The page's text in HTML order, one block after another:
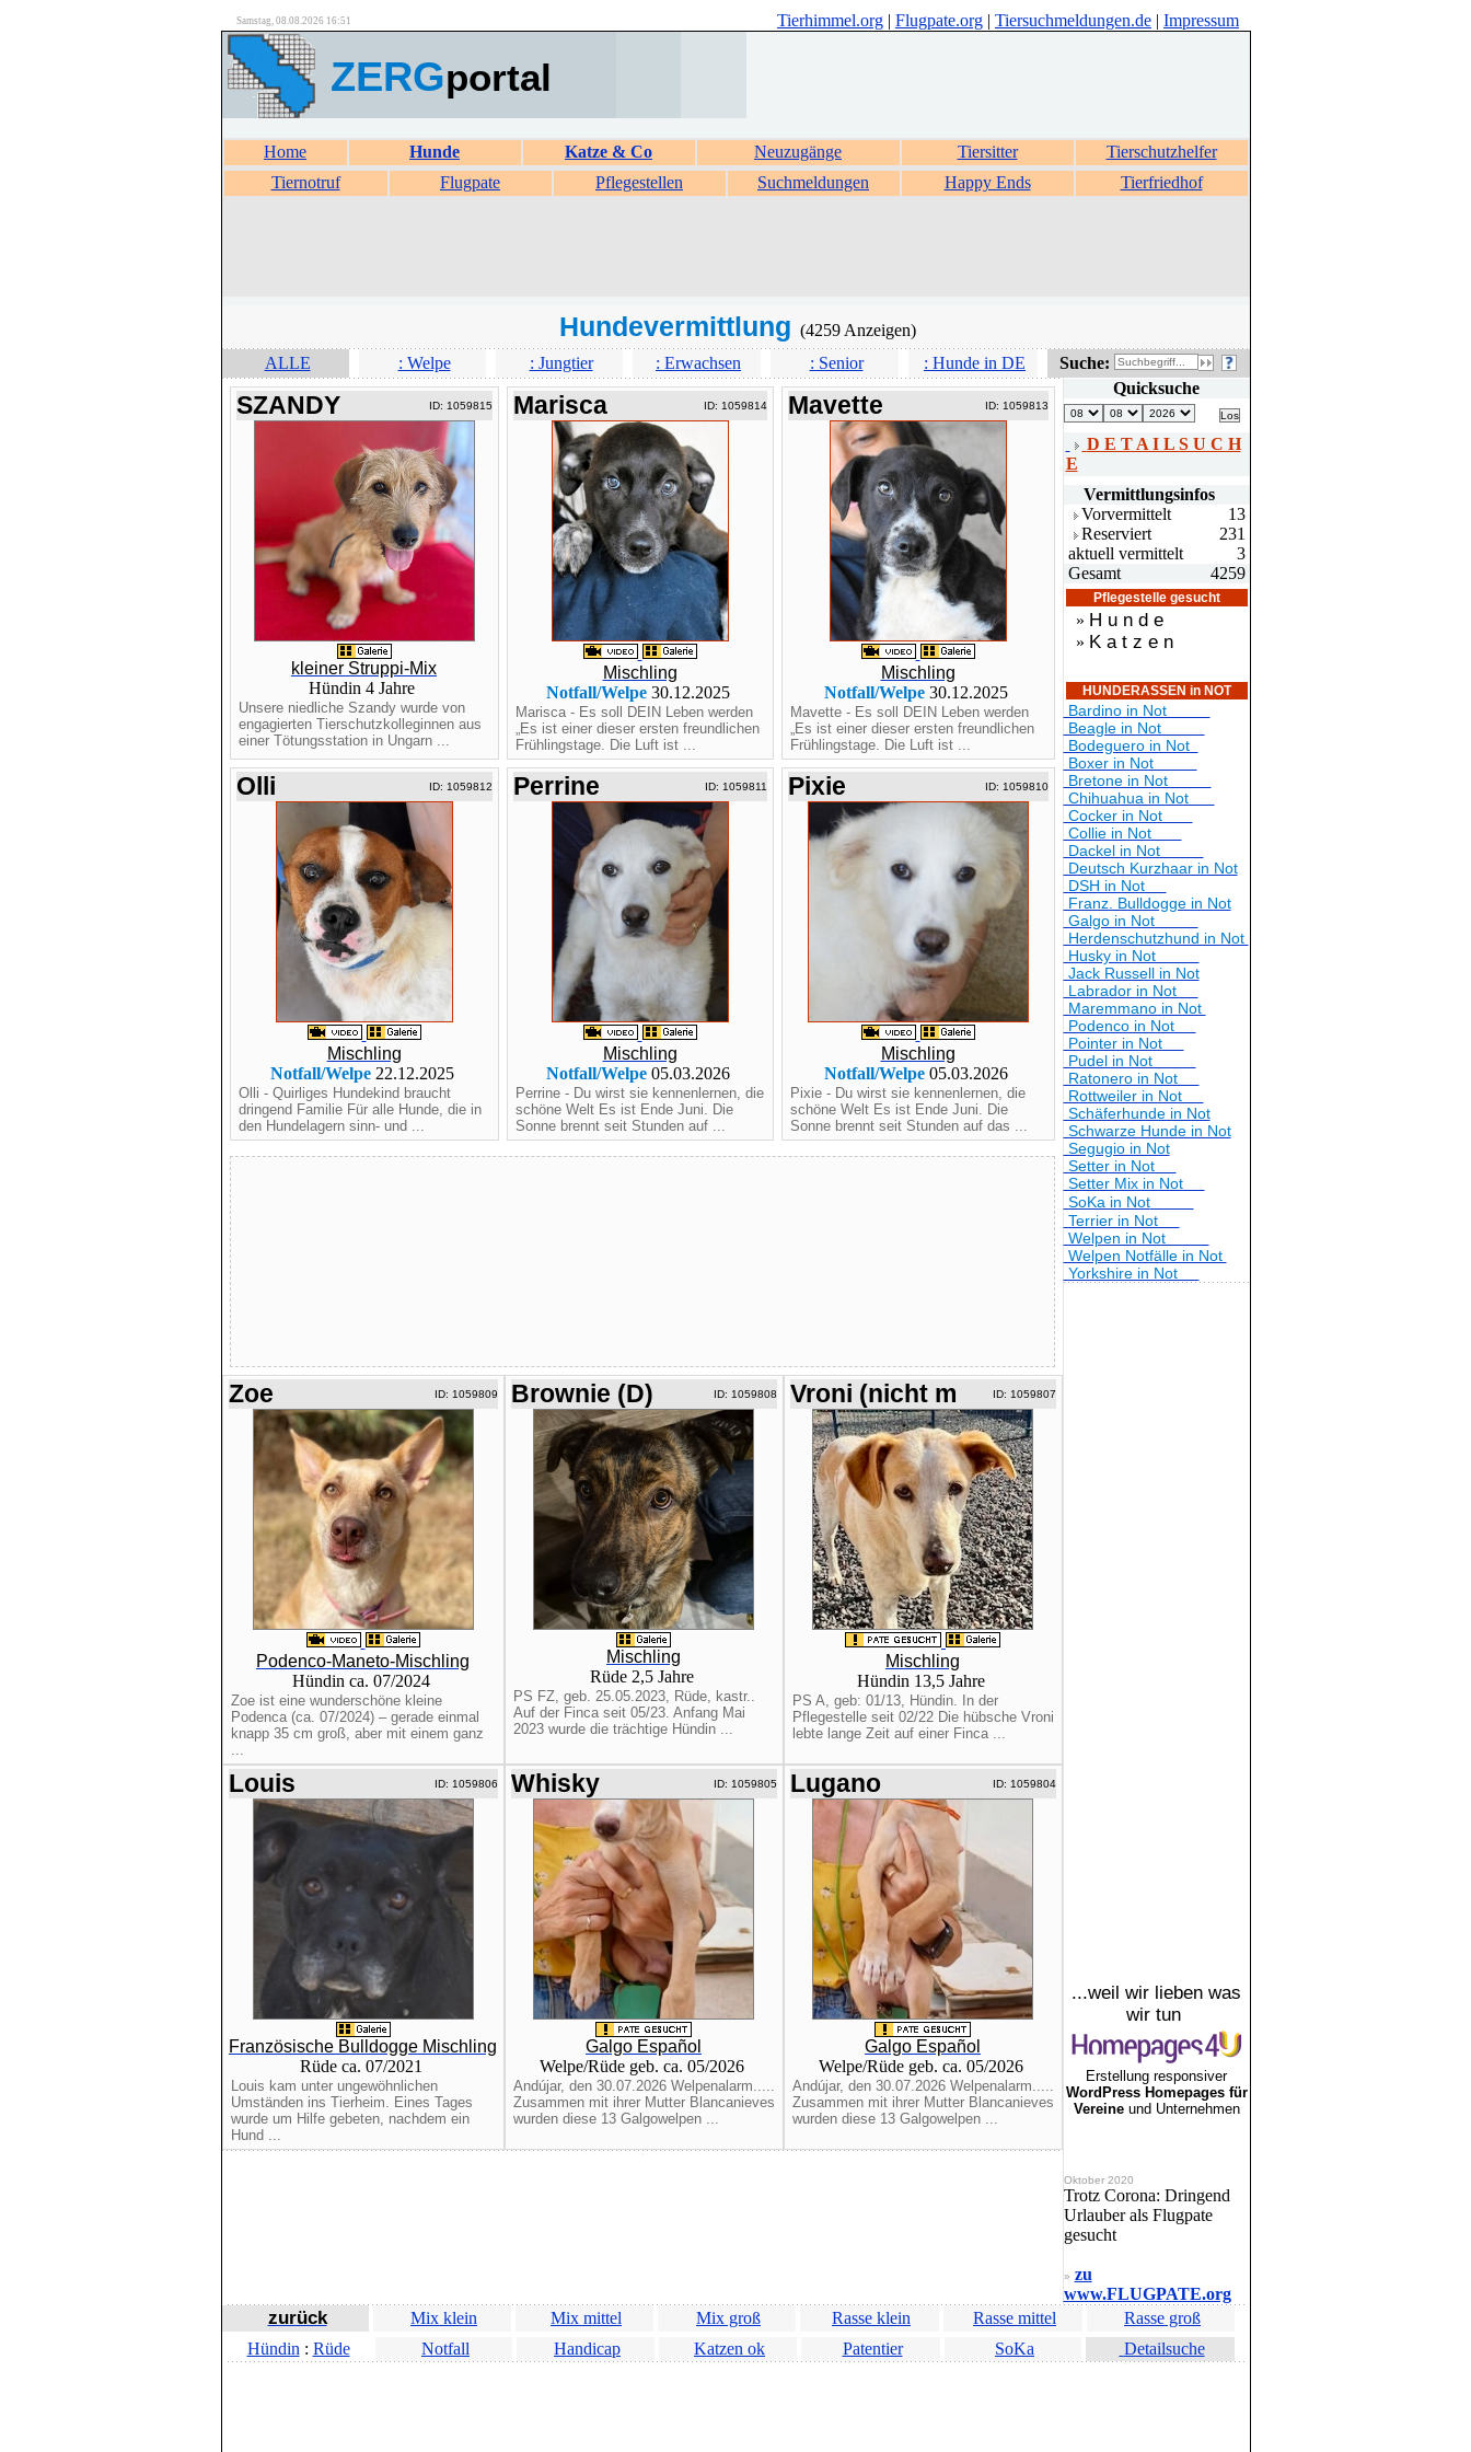
Samstag, 08.08.2026 16:51 Tierhimmel.org | Flugpate.org | Tiersuchmeldungen.de | Impressum
ZERGportal
Home Hunde Katze & Co Neuzugänge Tiersitter
Tierschutzhelfer
Tiernotruf
Flugpate Pflegestellen Suchmeldungen Happy Ends Tierfriedhof
Hundevermittlung (4259 Anzeigen)
ALLE
: Welpe : Jungtier : Erwachsen : Senior : Hunde in DE Suche:
SZANDY ID: 1059815
kleiner Struppi-Mix
Hündin 4 Jahre
Unsere niedliche Szandy wurde von
engagierten Tierschutzkolleginnen aus
einer Tötungsstation in Ungarn ...
Marisca ID: 1059814
Mischling
Notfall/Welpe30.12.2025
Marisca - Es soll DEIN Leben werden
„Es ist einer dieser ersten freundlichen
Frühlingstage. Die Luft ist ...
Mavette ID: 1059813
Mischling
Notfall/Welpe30.12.2025
Mavette - Es soll DEIN Leben werden
„Es ist einer dieser ersten freundlichen
Frühlingstage. Die Luft ist ...
Olli ID: 1059812
Mischling
Notfall/Welpe22.12.2025
Olli - Quirliges Hundekind braucht
dringend Familie Für alle Hunde, die in
den Hundelagern sinn- und ...
Perrine ID: 1059811
Mischling
Notfall/Welpe05.03.2026
Perrine - Du wirst sie kennenlernen, die
schöne Welt Es ist Ende Juni. Die
Sonne brennt seit Stunden auf ...
Pixie ID: 1059810
Mischling
Notfall/Welpe05.03.2026
Pixie - Du wirst sie kennenlernen, die
schöne Welt Es ist Ende Juni. Die
Sonne brennt seit Stunden auf das ...
Zoe ID: 1059809
Podenco-Maneto-Mischling
Hündin ca. 07/2024
Zoe ist eine wunderschöne kleine
Podenca (ca. 07/2024) – gerade einmal
knapp 35 cm groß, aber mit einem ganz
...
Brownie (D) ID: 1059808
Mischling
Rüde 2,5 Jahre
PS FZ, geb. 25.05.2023, Rüde, kastr..
Auf der Finca seit 05/23. Anfang Mai
2023 wurde die trächtige Hündin ...
Vroni (nicht m ID: 1059807
Mischling
Hündin 13,5 Jahre
PS A, geb: 01/13, Hündin. In der
Pflegestelle seit 02/22 Die hübsche Vroni
lebte lange Zeit auf einer Finca ...
Louis ID: 1059806
Französische Bulldogge Mischling
Rüde ca. 07/2021
Louis kam unter ungewöhnlichen
Umständen ins Tierheim. Eines Tages
wurde um Hilfe gebeten, nachdem ein
Hund ...
Whisky ID: 1059805
Galgo Español
Welpe/Rüde geb. ca. 05/2026
Andújar, den 30.07.2026 Welpenalarm.....
Zusammen mit ihrer Mutter Blancanieves
wurden diese 13 Galgowelpen ...
Lugano ID: 1059804
Galgo Español
Welpe/Rüde geb. ca. 05/2026
Andújar, den 30.07.2026 Welpenalarm.....
Zusammen mit ihrer Mutter Blancanieves
wurden diese 13 Galgowelpen ...
Quicksuche
D E T A I L S U C H
E
Vermittlungsinfos
Vorvermittelt
13
Reserviert
231
aktuell vermittelt
3
Gesamt
4259
Pflegestelle gesucht
» H u n d e
» K a t z e n
HUNDERASSEN in NOT
Bardino in Not
Beagle in Not
Bodeguero in Not
Boxer in Not
Bretone in Not
Chihuahua in Not
Cocker in Not
Collie in Not
Dackel in Not
Deutsch Kurzhaar in Not
DSH in Not
Franz. Bulldogge in Not
Galgo in Not
Herdenschutzhund in Not
Husky in Not
Jack Russell in Not
Labrador in Not
Maremmano in Not
Podenco in Not
Pointer in Not
Pudel in Not
Ratonero in Not
Rottweiler in Not
Schäferhunde in Not
Schwarze Hunde in Not
Segugio in Not
Setter in Not
Setter Mix in Not
SoKa in Not
Terrier in Not
Welpen in Not
Welpen Notfälle in Not
Yorkshire in Not
...weil wir lieben was
wir tun
Erstellung responsiver
WordPress Homepages für
Vereineund Unternehmen
Oktober 2020
Trotz Corona: Dringend
Urlauber als Flugpate
gesucht
» zu
www.FLUGPATE.org
zurück Mix klein Mix mittel Mix groß Rasse klein Rasse mittel
Rasse groß
Hündin : Rüde Notfall Handicap Katzen ok Patentier SoKa Detailsuche